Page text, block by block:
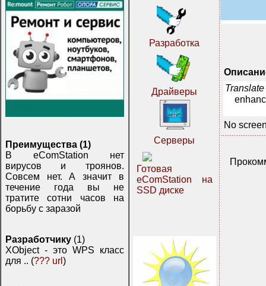
Преимущества (1)
В eComStation нет
вирусов и троянов.
Совсем нет. А значит в
течение года вы не
тратите сотни часов на
борьбу с заразой
Разработчику (1)
XObject - это WPS класс
для .. (??? url )
Разработка
Драйверы
Серверы
Готовая
eComStation на
SSD диске
No